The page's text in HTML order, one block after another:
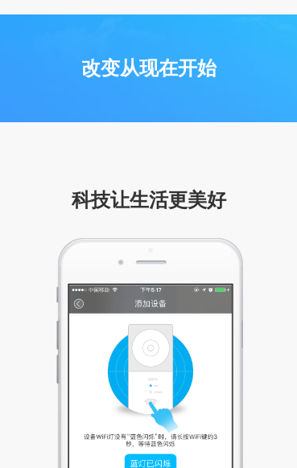
改变从现在开始
科技让生活更美好